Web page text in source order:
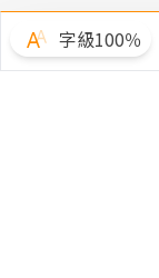
字級100％